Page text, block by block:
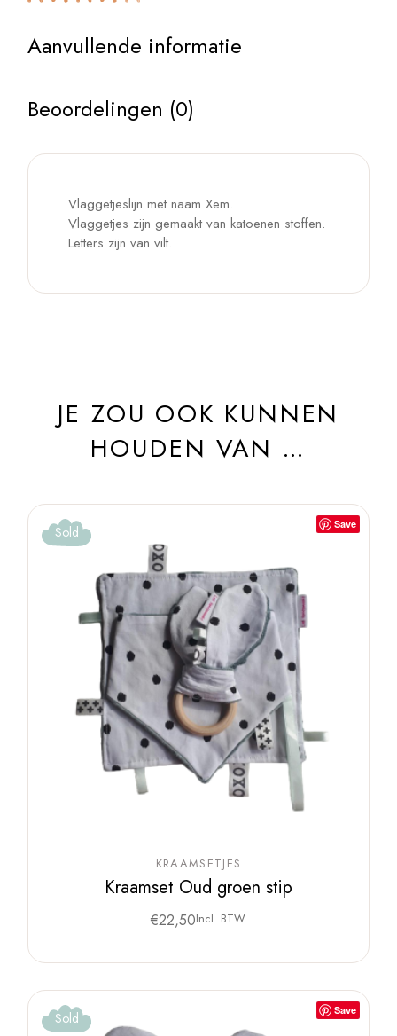
Aanvullende informatie
Beoordelingen (0)
Vlaggetjeslijn met naam Xem.
Vlaggetjes zijn gemaakt van katoenen stoffen.
Letters zijn van vilt.
JE ZOU OOK KUNNEN
HOUDEN VAN …
Save
Sold
KRAAMSETJES
Kraamset Oud groen stip
€22,50Incl. BTW
Save
Sold